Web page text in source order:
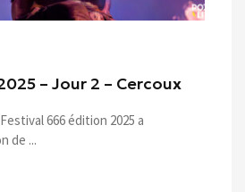
– Jour 2 – Cercoux
666 édition 2025 a
de ...